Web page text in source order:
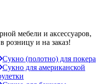
мебели и аксессуаров,
розницу и на заказ!
Сукно (полотно) для покера
Сукно для американской